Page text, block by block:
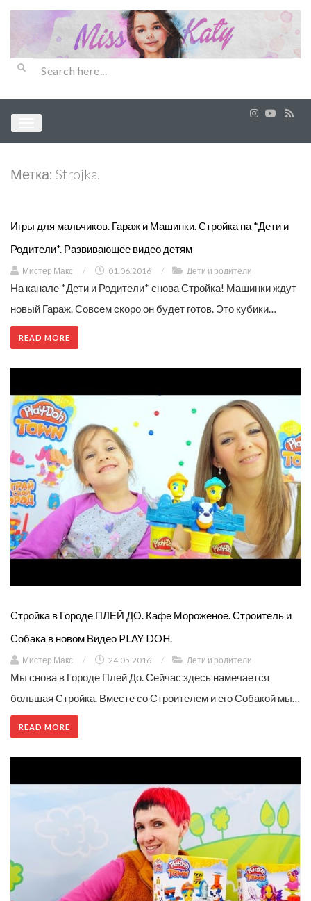
Метка: Strojka.
Игры для мальчиков. Гараж и Машинки. Стройка на *Дети и
Родители*. Развивающее видео детям
Мистер Макс / 01.06.2016 / Дети и родители
На канале *Дети и Родители* снова Стройка! Машинки ждут
новый Гараж. Совсем скоро он будет готов. Это кубики…
READ MORE
Стройка в Городе ПЛЕЙ ДО. Кафе Мороженое. Строитель и
Собака в новом Видео PLAY DOH.
Мистер Макс / 24.05.2016 / Дети и родители
Мы снова в Городе Плей До. Сейчас здесь намечается
большая Стройка. Вместе со Строителем и его Собакой мы…
READ MORE